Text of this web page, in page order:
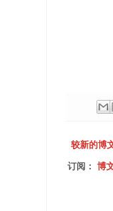
较新的博
订阅： 博